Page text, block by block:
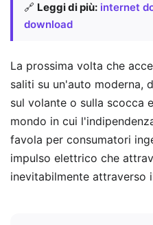
🔗 Leggi di più: internet
download
La prossima volta che
saliti su un'auto moderna,
sul volante o sulla scocca
mondo in cui
favola per consumatori
impulso elettrico che
inevitabilmente attraverso